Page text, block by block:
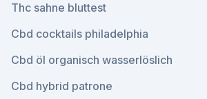
Thc sahne bluttest
Cbd cocktails philadelphia
Cbd öl organisch wasserlöslich
Cbd hybrid patrone